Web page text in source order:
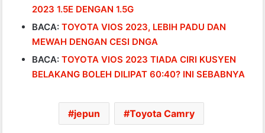
2023 1.5E DENGAN 1.5G
BACA:TOYOTA VIOS 2023, LEBIH PADU DAN
MEWAH DENGAN CESI DNGA
BACA:TOYOTA VIOS 2023 TIADA CIRI KUSYEN
BELAKANG BOLEH DILIPAT 60:40? INI SEBABNYA
jepun Toyota Camry